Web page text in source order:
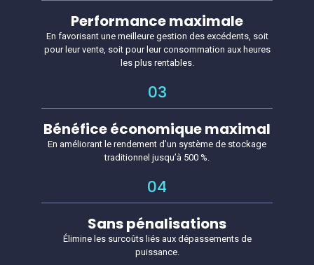
Performance maximale
En favorisant une meilleure gestion des excédents, soit
pour leur vente, soit pour leur consommation aux heures
les plus rentables.
03
Bénéfice économique maximal
En améliorant le rendement d’un système de stockage
traditionnel jusqu’à 500 %.
04
Sans pénalisations
Élimine les surcoûts liés aux dépassements de
puissance.